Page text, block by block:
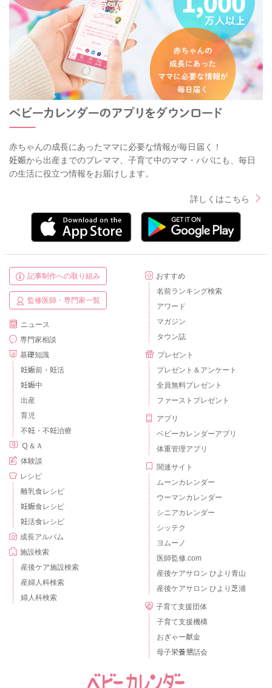
赤ちゃんの成長にあったママに必要な情報が毎日届く！
妊娠から出産までのプレママ、子育て中のママ・パパにも、毎日
の生活に役立つ情報をお届けします。
詳しくはこちら
記事制作への取り組み
監修医師・専門家一覧
ニュース
専門家相談
基礎知識
妊娠前・妊活
妊娠中
出産
育児
不妊・不妊治療
Ｑ＆Ａ
体験談
レシピ
離乳食レシピ
妊娠食レシピ
妊活食レシピ
成長アルバム
施設検索
産後ケア施設検索
産婦人科検索
婦人科検索
おすすめ
名前ランキング検索
アワード
マガジン
タウン誌
プレゼント
プレゼント＆アンケート
全員無料プレゼント
ファーストプレゼント
アプリ
ベビーカレンダーアプリ
体重管理アプリ
関連サイト
ムーンカレンダー
ウーマンカレンダー
シニアカレンダー
シッテク
ヨムーノ
医師監修.com
産後ケアサロン ひより青山
産後ケアサロン ひより芝浦
子育て支援団体
子育て支援機構
おぎゃー献金
母子栄養懇話会